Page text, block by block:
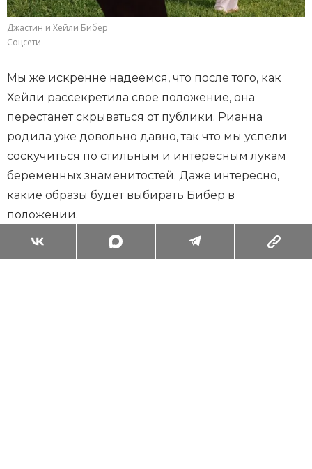
Джастин и Хейли Бибер
Соцсети
Мы же искренне надеемся, что после того, как
Хейли рассекретила свое положение, она
перестанет скрываться от публики. Рианна
родила уже довольно давно, так что мы успели
соскучиться по стильным и интересным лукам
беременных знаменитостей. Даже интересно,
какие образы будет выбирать Бибер в
положении.